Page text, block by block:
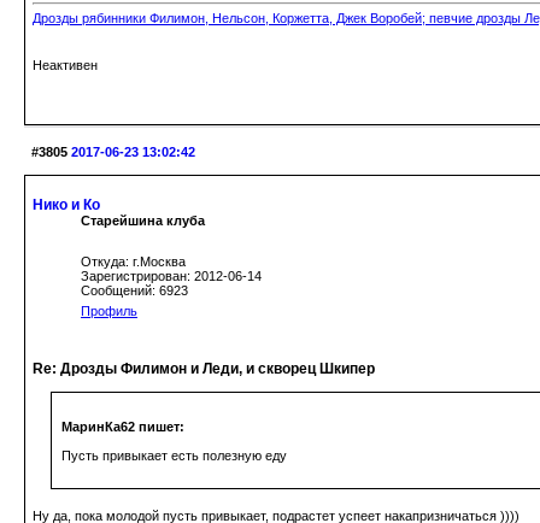
Дрозды рябинники Филимон, Нельсон, Коржетта, Джек Воробей; певчие дрозды
Неактивен
#3805 2017-06-23 13:02:42
Нико и Ко
Старейшина клуба
Откуда: г.Москва
Зарегистрирован: 2012-06-14
Сообщений: 6923
Профиль
Re: Дрозды Филимон и Леди, и скворец Шкипер
МаринКа62 пишет:
Пусть привыкает есть полезную еду
Ну да, пока молодой пусть привыкает, подрастет успеет накапризничаться ))))